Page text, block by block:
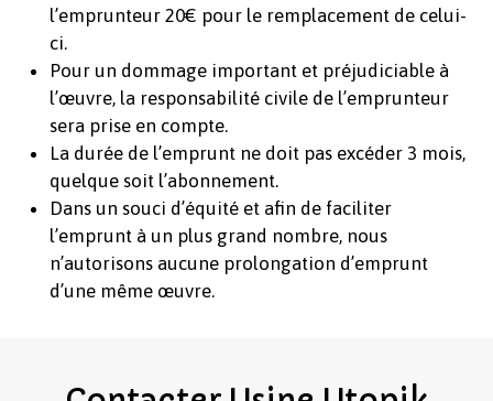
l’emprunteur 20€ pour le remplacement de celui-
ci.
Pour un dommage important et préjudiciable à
l’œuvre, la responsabilité civile de l’emprunteur
sera prise en compte.
La durée de l’emprunt ne doit pas excéder 3 mois,
quelque soit l’abonnement.
Dans un souci d’équité et afin de faciliter
l’emprunt à un plus grand nombre, nous
n’autorisons aucune prolongation d’emprunt
d’une même œuvre.